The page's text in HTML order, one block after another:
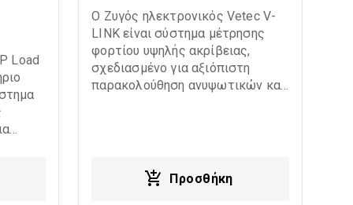
Load
Ο Ζυγός ηλεκτρονικός Vetec V-
LINK είναι σύστημα μέτρησης
φορτίου υψηλής ακρίβειας,
σχεδιασμένο για αξιόπιστη
παρακολούθηση ανυψωτικών και
ιδανικές για ναυτιλιακές,
κατασκευαστικές και
Προσθήκη